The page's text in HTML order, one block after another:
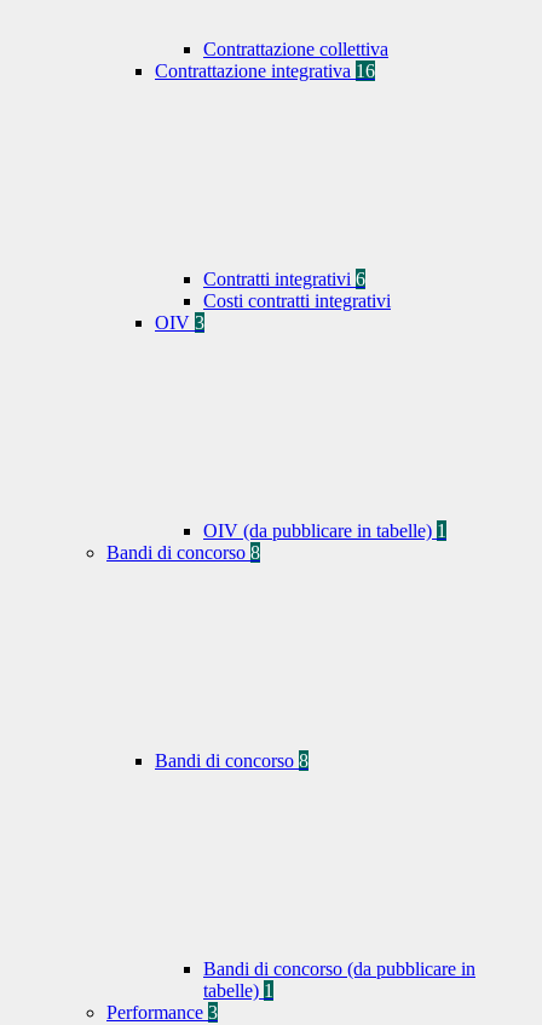
Contrattazione collettiva
Contrattazione integrativa 16
Contratti integrativi 6
Costi contratti integrativi
OIV 3
OIV (da pubblicare in tabelle) 1
Bandi di concorso 8
Bandi di concorso 8
Bandi di concorso (da pubblicare in
tabelle) 1
Performance 3